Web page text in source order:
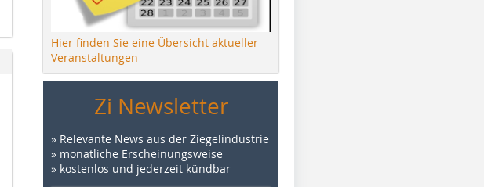
Hier finden Sie eine Übersicht aktueller
Veranstaltungen
Zi Newsletter
» Relevante News aus der Ziegelindustrie
» monatliche Erscheinungsweise
» kostenlos und jederzeit kündbar